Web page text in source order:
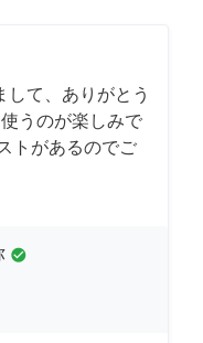
して、ありがとう
うのが楽しみで
トがあるのでご
check_circle